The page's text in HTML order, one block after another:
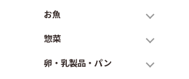
お魚
惣菜
卵・乳製品・パン